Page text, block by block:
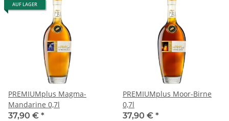
AUF LAGER
PREMIUMplus Magma-
Mandarine 0,7l
37,90 € *
PREMIUMplus Moor-Birne
0,7l
37,90 € *